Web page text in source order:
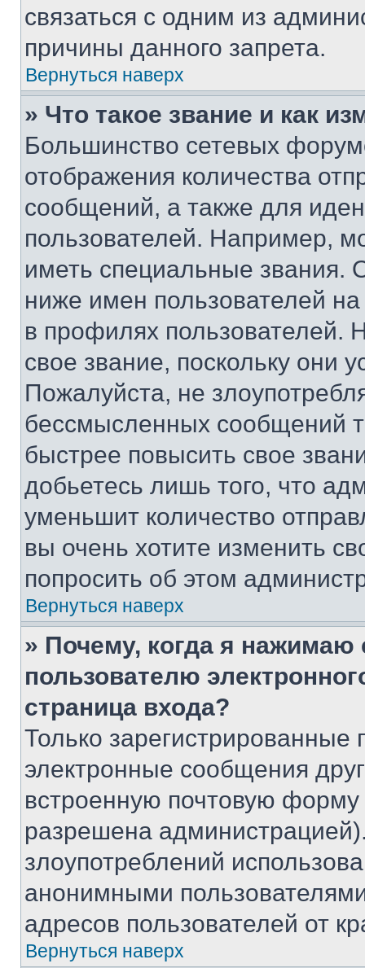
связаться с одним из
причины данного запрета.
Вернуться наверх
» Что такое звание и как
Большинство сетевых
отображения количества
сообщений, а также для
пользователей. Например,
иметь специальные звания.
ниже имен пользователей
в профилях
свое звание, поскольку они
Пожалуйста, не
бессмысленных сообщений
быстрее повысить свое
добьетесь лишь того, что
уменьшит количество
вы очень хотите изменить
попросить об этом
Вернуться наверх
» Почему, когда я нажимаю
пользователю
страница входа?
Только зарегистрированные
электронные сообщения
встроенную почтовую
разрешена
злоупотреблений
анонимными
адресов пользователей от
Вернуться наверх